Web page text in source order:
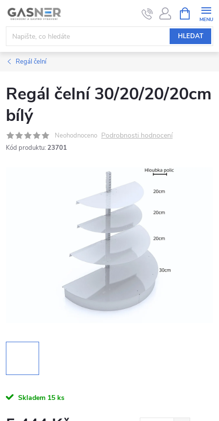
Přejít
obsah
HLEDAT
NÁKUPNÍ
KOŠÍK
Regál čelní
Regál čelní 30/20/20/20cm
bílý
Neohodnoceno Podrobnosti hodnocení
Kód produktu: 23701
Skladem 15 ks